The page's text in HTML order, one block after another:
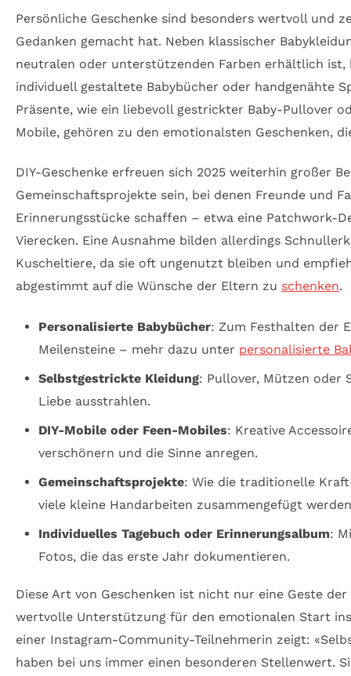
Persönliche Geschenke sind besonders wertvoll und
Gedanken gemacht hat. Neben klassischer
neutralen oder unterstützenden Farben erhältlich ist,
individuell gestaltete Babybücher oder handgenähte
Präsente, wie ein liebevoll gestrickter Baby-Pullover
Mobile, gehören zu den emotionalsten Geschenken,
DIY-Geschenke erfreuen sich 2025 weiterhin großer
Gemeinschaftsprojekte sein, bei denen Freunde und
Erinnerungsstücke schaffen – etwa eine Patchwork-
Vierecken. Eine Ausnahme bilden allerdings
Kuscheltiere, da sie oft ungenutzt bleiben und
abgestimmt auf die Wünsche der Eltern zu schenken.
Personalisierte Babybücher: Zum Festhalten der
Meilensteine – mehr dazu unter personalisierte
Selbstgestrickte Kleidung: Pullover, Mützen oder
Liebe ausstrahlen.
DIY-Mobile oder Feen-Mobiles: Kreative
verschönern und die Sinne anregen.
Gemeinschaftsprojekte: Wie die traditionelle
viele kleine Handarbeiten zusammengefügt
Individuelles Tagebuch oder Erinnerungsalbum:
Fotos, die das erste Jahr dokumentieren.
Diese Art von Geschenken ist nicht nur eine Geste
wertvolle Unterstützung für den emotionalen Start
einer Instagram-Community-Teilnehmerin zeigt:
haben bei uns immer einen besonderen Stellenwert.